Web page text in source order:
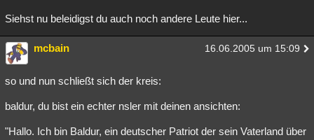
Siehst nu beleidigst du auch noch andere Leute hier...
mcbain 16.06.2005 um 15:09
so und nun schließt sich der kreis:
baldur, du bist ein echter nsler mit deinen ansichten:
"Hallo. Ich bin Baldur, ein deutscher Patriot der sein Vaterland über